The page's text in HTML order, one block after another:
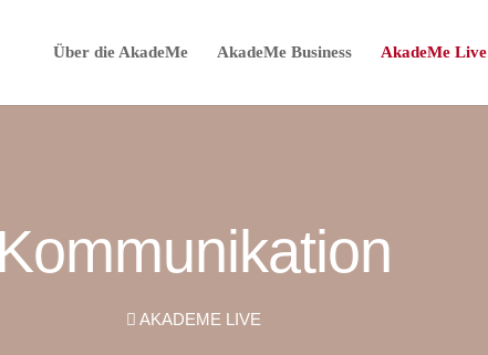
Über die AkadeMe AkadeMe Business AkadeMe Live
Kommunikation
AKADEME LIVE